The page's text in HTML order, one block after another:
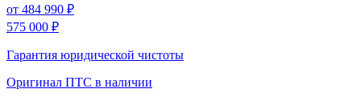
от 484 990 ₽
575 000 ₽
Гарантия юридической чистоты
Оригинал ПТС в наличии